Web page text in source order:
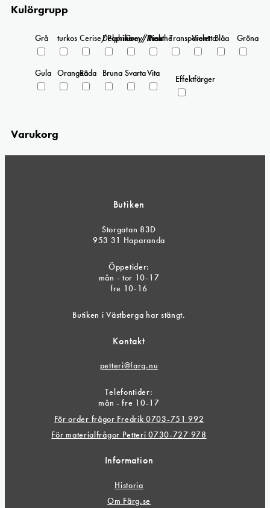
Kulörgrupp
Grå turkos Cerise/Paprika
Delphinium/Menthe
Grey/Pink
Rosa Transparent
ViolettaBlåa Gröna
Gula OrangeaRöda Bruna SvartaVita
Effektfärger
Varukorg
Butiken
Storgatan 83D
953 31 Haparanda
Öppetider:
mån - tor 10-17
fre 10-16
Butiken i Västberga har stängt.
Kontakt
petteri@farg.nu
Telefontider:
mån - fre 10-17
För order frågor Fredrik 0703-751 992
För materialfrågor Petteri 0730-727 978
Information
Historia
Om Färg.se